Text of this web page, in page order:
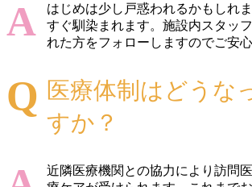
はじめは少し戸惑われるかもしれ
すぐ馴染まれます。施設内スタッ
れた方をフォローしますのでご安心
医療体制はどうな
すか？
近隣医療機関との協力により訪問